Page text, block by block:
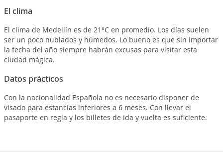
El clima
El clima de Medellín es de 21°C en promedio. Los días suelen
ser un poco nublados y húmedos. Lo bueno es que sin importar
la fecha del año siempre habrán excusas para visitar esta
ciudad mágica.
Datos prácticos
Con la nacionalidad Española no es necesario disponer de
visado para estancias inferiores a 6 meses. Con llevar el
pasaporte en regla y los billetes de ida y vuelta es suficiente.